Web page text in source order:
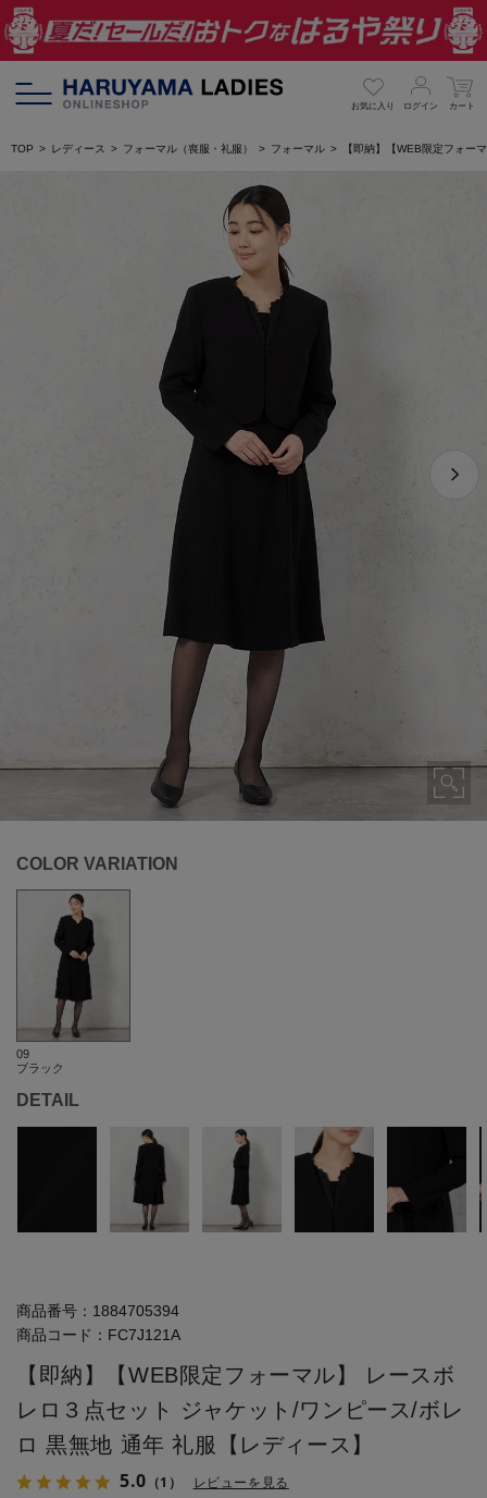
お気に入り ログイン カート
TOP レディース フォーマル（喪服・礼服） フォーマル 【即納】【WEB限定フォー
COLOR VARIATION
09
ブラック
DETAIL
商品番号： 1884705394
商品コード： FC7J121A
【即納】【WEB限定フォーマル】 レースボ
レロ３点セット ジャケット/ワンピース/ボレ
ロ 黒無地 通年 礼服【レディース】
5.0 （1） レビューを見る